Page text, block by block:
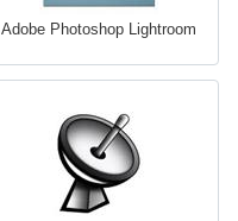
Adobe Photoshop Lightroom